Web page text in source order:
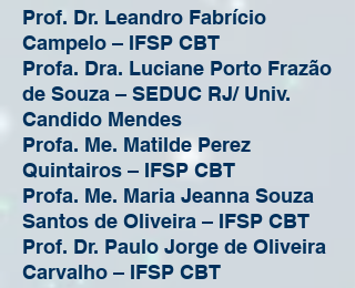
Prof. Dr. Leandro Fabrício
Campelo – IFSP CBT
Profa. Dra. Luciane Porto Frazão
de Souza – SEDUC RJ/ Univ.
Candido Mendes
Profa. Me. Matilde Perez
Quintairos – IFSP CBT
Profa. Me. Maria Jeanna Souza
Santos de Oliveira – IFSP CBT
Prof. Dr. Paulo Jorge de Oliveira
Carvalho – IFSP CBT